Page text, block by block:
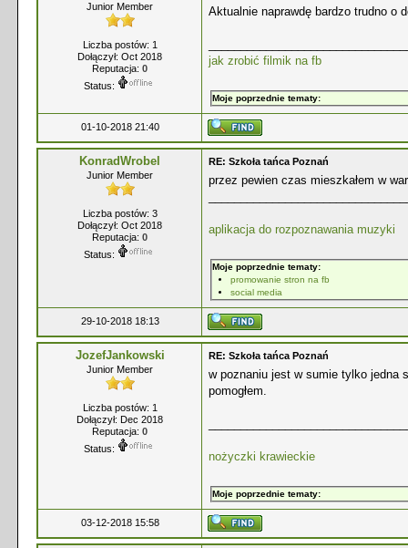
Junior Member
Liczba postów: 1
Dołączył: Oct 2018
Reputacja: 0
Status:
Aktualnie naprawdę bardzo trudno o
jak zrobić filmik na fb
Moje poprzednie tematy:
01-10-2018 21:40
KonradWrobel
Junior Member
Liczba postów: 3
Dołączył: Oct 2018
Reputacja: 0
Status:
RE: Szkoła tańca Poznań
przez pewien czas mieszkałem w
aplikacja do rozpoznawania muzyki
Moje poprzednie tematy:
promowanie stron na fb
social media
29-10-2018 18:13
JozefJankowski
Junior Member
Liczba postów: 1
Dołączył: Dec 2018
Reputacja: 0
Status:
RE: Szkoła tańca Poznań
w poznaniu jest w sumie tylko jedna
pomogłem.
nożyczki krawieckie
Moje poprzednie tematy:
03-12-2018 15:58